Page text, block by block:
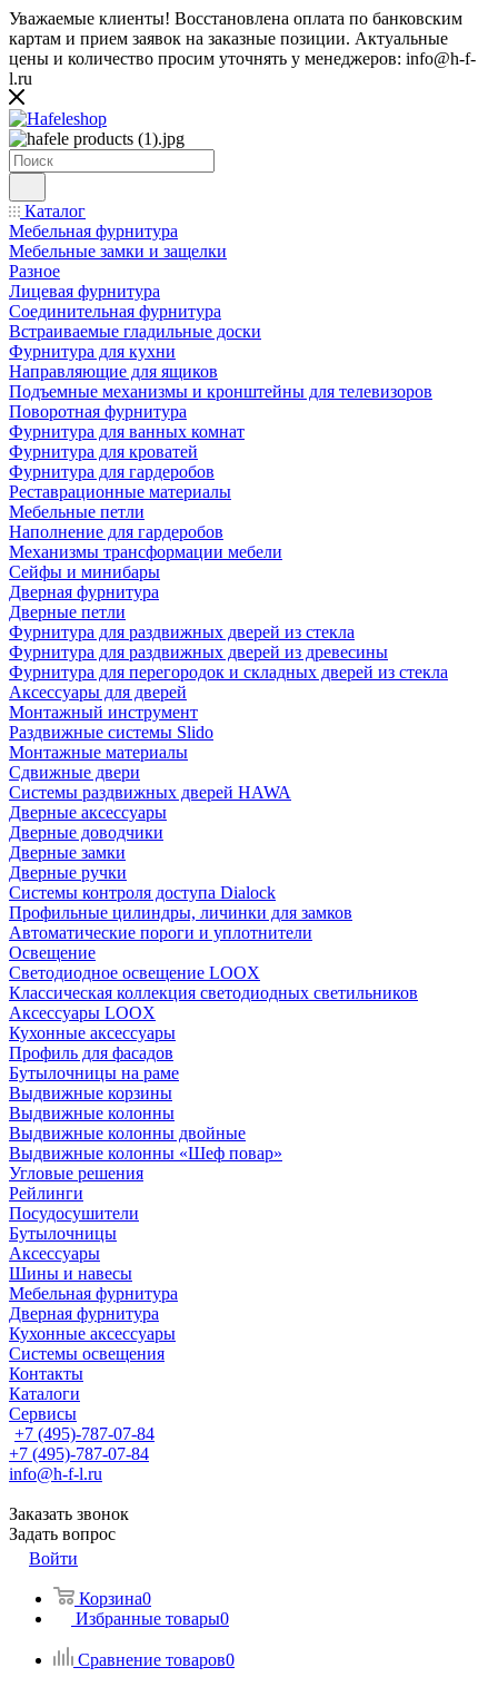
Уважаемые клиенты! Восстановлена оплата по банковским
картам и прием заявок на заказные позиции. Актуальные
цены и количество просим уточнять у менеджеров: info@h-f-
l.ru
Каталог
Мебельная фурнитура
Мебельные замки и защелки
Разное
Лицевая фурнитура
Соединительная фурнитура
Встраиваемые гладильные доски
Фурнитура для кухни
Направляющие для ящиков
Подъемные механизмы и кронштейны для телевизоров
Поворотная фурнитура
Фурнитура для ванных комнат
Фурнитура для кроватей
Фурнитура для гардеробов
Реставрационные материалы
Мебельные петли
Наполнение для гардеробов
Механизмы трансформации мебели
Сейфы и минибары
Дверная фурнитура
Дверные петли
Фурнитура для раздвижных дверей из стекла
Фурнитура для раздвижных дверей из древесины
Фурнитура для перегородок и складных дверей из стекла
Аксессуары для дверей
Монтажный инструмент
Раздвижные системы Slido
Монтажные материалы
Сдвижные двери
Системы раздвижных дверей HAWA
Дверные аксессуары
Дверные доводчики
Дверные замки
Дверные ручки
Системы контроля доступа Dialock
Профильные цилиндры, личинки для замков
Автоматические пороги и уплотнители
Освещение
Светодиодное освещение LOOX
Классическая коллекция светодиодных светильников
Аксессуары LOOX
Кухонные аксессуары
Профиль для фасадов
Бутылочницы на раме
Выдвижные корзины
Выдвижные колонны
Выдвижные колонны двойные
Bыдвижные колонны «Шеф повар»
Угловые решения
Рейлинги
Посудосушители
Бутылочницы
Аксессуары
Шины и навесы
Мебельная фурнитура
Дверная фурнитура
Кухонные аксессуары
Системы освещения
Контакты
Каталоги
Сервисы
+7 (495)-787-07-84
+7 (495)-787-07-84
info@h-f-l.ru
Заказать звонок
Задать вопрос
Войти
Корзина0
Избранные товары0
Сравнение товаров0